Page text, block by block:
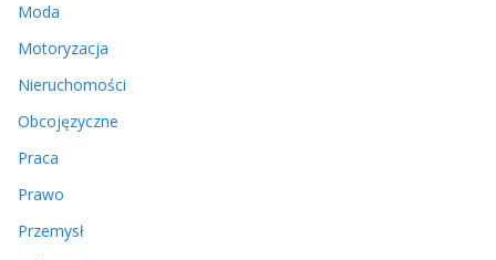
Moda
Motoryzacja
Nieruchomości
Obcojęzyczne
Praca
Prawo
Przemysł